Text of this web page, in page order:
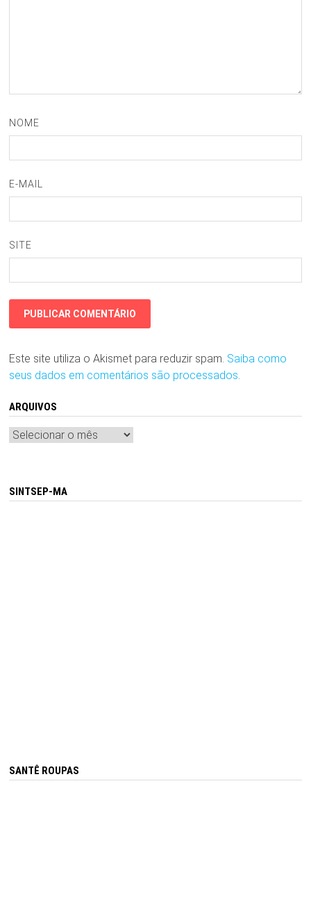
NOME
E-MAIL
SITE
Este site utiliza o Akismet para reduzir spam. Saiba como
seus dados em comentários são processados.
ARQUIVOS
Arquivos
SINTSEP-MA
SANTÊ ROUPAS